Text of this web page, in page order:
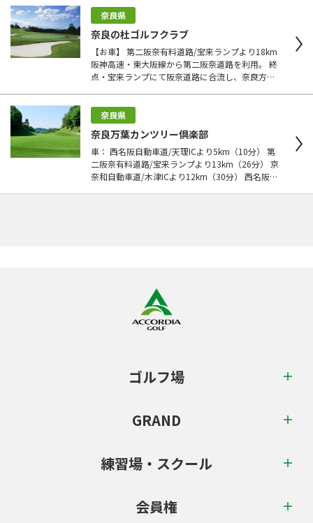
阪線・名張駅） 近鉄天理線・天理駅（近鉄天理
奈良県
奈良の杜ゴルフクラブ
【お車】 第二阪奈有料道路/宝来ランプより18km
阪神高速・東大阪線から第二阪奈道路を利用。 終
点・宝来ランプにて阪奈道路に合流し、奈良方面
点から約9km走行して円成寺の先にコース。 【電
車】 近鉄奈良線/近鉄奈良駅下車 JR大和路線（関
西本線）/奈良駅下車 【タクシー】 近鉄奈良駅か
ら約20分 4,500円
奈良県
奈良万葉カンツリー倶楽部
車： 西名阪自動車道/天理ICより5km（10分） 第
二阪奈有料道路/宝来ランプより13km（26分） 京
奈和自動車道/木津ICより12km（30分） 西名阪・
ゴルフ場
GRAND
練習場・スクール
会員権